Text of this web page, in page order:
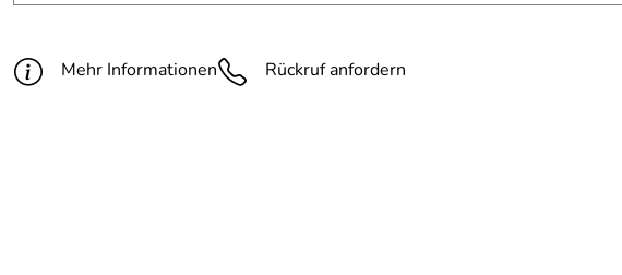
Mehr Informationen Rückruf anfordern